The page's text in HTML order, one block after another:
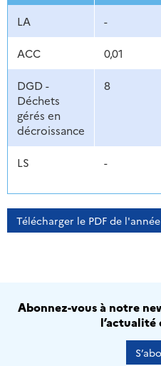
LA -
ACC 0,01
DGD -
Déchets
gérés en
décroissance
8
LS -
Télécharger le PDF de
Abonnez-vous à notre
l’actualité